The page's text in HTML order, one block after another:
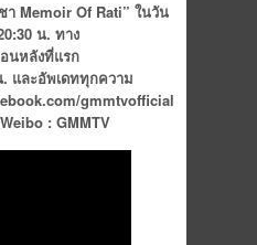
า Memoir Of Rati” ในวัน
น. ทาง
นหลังที่แรก
. และอัพเดททุกความ
gmmtvofficial
: GMMTV